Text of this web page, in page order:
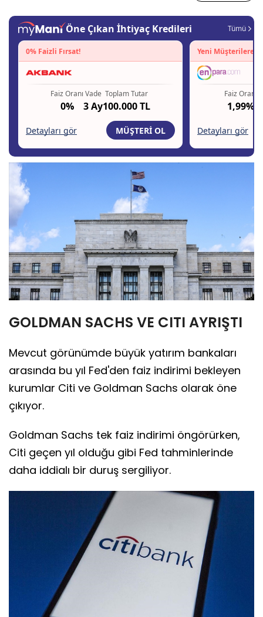
GOLDMAN SACHS VE CITI AYRIŞTI
Mevcut görünümde büyük yatırım bankaları
arasında bu yıl Fed'den faiz indirimi bekleyen
kurumlar Citi ve Goldman Sachs olarak öne
çıkıyor.
Goldman Sachs tek faiz indirimi öngörürken,
Citi geçen yıl olduğu gibi Fed tahminlerinde
daha iddialı bir duruş sergiliyor.